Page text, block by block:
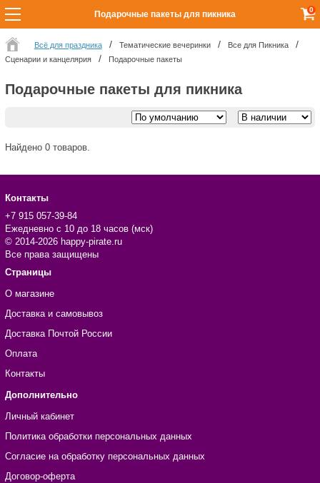
Всё для праздника Тематические вечеринки
Все для Пикника
Сценарии и канцелярия
Подарочные пакеты
Подарочные пакеты для пикника
Найдено 0 товаров.
Контакты
+7 915 057-39-84
Ежедневно с 10 до 18 часов (мск)
© 2014-2026 happy-pirate.ru
Все права защищены
Страницы
О магазине
Доставка и самовывоз
Доставка Почтой России
Оплата
Контакты
Дополнительно
Личный кабинет
Политика обработки персональных данных
Согласие на обработку персональных данных
Договор-оферта
Подарочные пакеты для пикника 0